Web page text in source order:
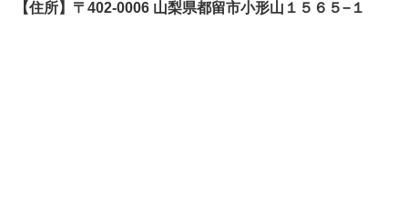
【住所】〒402-0006 山梨県都留市小形山１５６５−１